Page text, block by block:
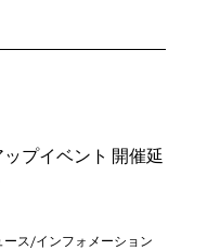
プイベント 開催延
ース/インフォメーション